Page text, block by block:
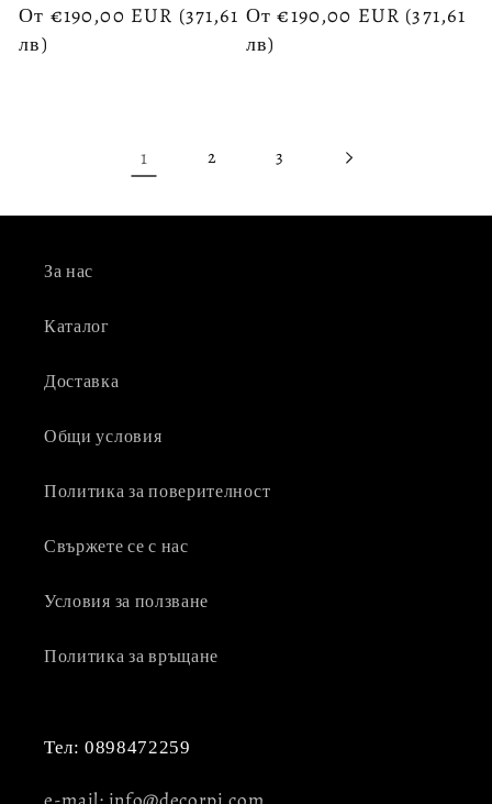
Обичайна
цена
От €190,00 EUR (371,61
лв)
Обичайна
цена
От €190,00 EUR (371,61
лв)
1 2 3
За нас
Каталог
Доставка
Общи условия
Политика за поверителност
Свържете се с нас
Условия за ползване
Политика за връщане
Тел: 0898472259